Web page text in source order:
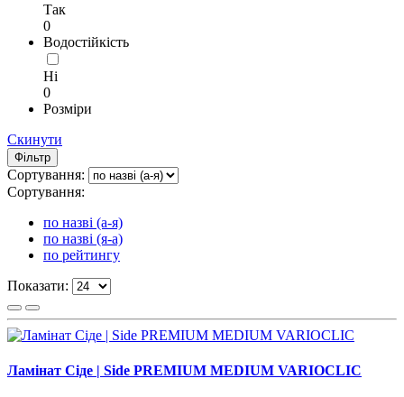
Так
0
Водостійкість
Ні
0
Розміри
Скинути
Фільтр
Сортування:
Сортування:
по назві (а-я)
по назві (я-а)
по рейтингу
Показати:
Ламінат Cіде | Side PREMIUM MEDIUM VARIOCLIC